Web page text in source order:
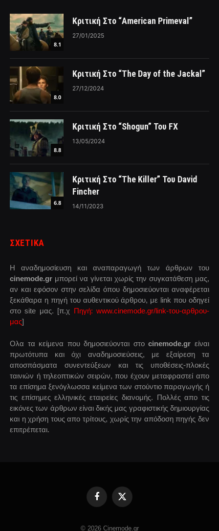
8.1
Κριτική Στο “American Primeval”
27/01/2025
8.0
Κριτική Στο “The Day of the Jackal”
27/12/2024
8.8
Κριτική Στο “Shogun” Του FX
13/05/2024
6.8
Κριτική Στο “The Killer” Του David
Fincher
14/11/2023
ΣΧΕΤΙΚΑ
Η αναδημοσίευση και αναπαραγωγή των άρθρων του
cinemode.gr μπορεί να γίνεται χωρίς την συγκατάθεση μας,
αν και εφόσον στην σελίδα όπου δημοσιεύονται αναφέρεται
ξεκάθαρα η πηγή του αυθεντικού άρθρου, με link που οδηγεί
στο site μας. [π.χ Πηγή: www.cinemode.gr/link-του-αρθρου-
μας]
Ολα τα κείμενα που δημοσιεύονται στοcinemode.gr είναι
πρωτότυπα και όχι αναδημοσιεύσεις, με εξαίρεση τα
αποσπάσματα συνεντεύξεων και τις υποθέσεις-πλοκές
ταινιών ή τηλεοπτικών σειρών, που έχουν μεταφραστεί απο
τα επίσημα ξενόγλωσσα κείμενα των στούντιο παραγωγής ή
τις επίσημες ελληνικές εταιρείες διανομής. Πολλές απο τις
εικόνες των άρθρων είναι δικής μας γραφιστικής δημιουργίας
και η χρήση τους απο τρίτους, χωρίς την απόδοση πηγής δεν
επιτρέπεται.
FacebookX
© 2026 Cinemode.gr